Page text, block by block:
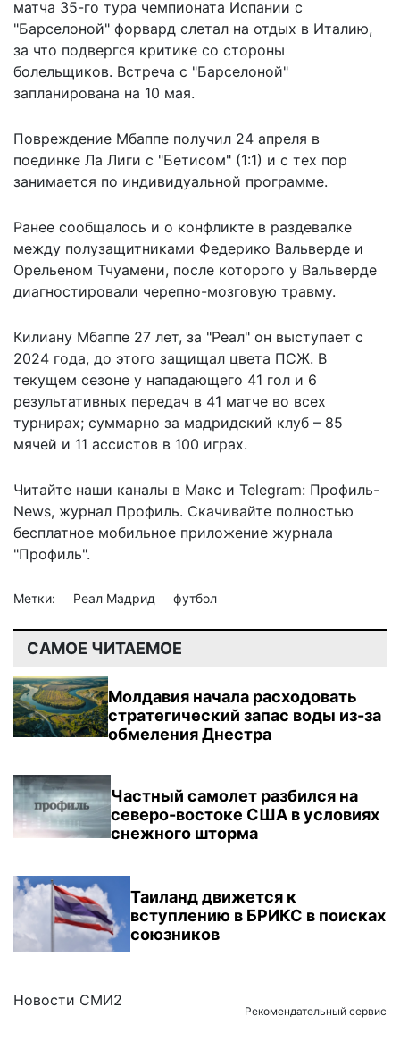
матча 35-го тура чемпионата Испании с
"Барселоной" форвард слетал на отдых в Италию,
за что подвергся критике со стороны
болельщиков. Встреча с "Барселоной"
запланирована на 10 мая.
Повреждение Мбаппе получил 24 апреля в
поединке Ла Лиги с "Бетисом" (1:1) и с тех пор
занимается по индивидуальной программе.
Ранее сообщалось и о конфликте в раздевалке
между полузащитниками Федерико Вальверде и
Орельеном Тчуамени, после которого у Вальверде
диагностировали черепно-мозговую травму.
Килиану Мбаппе 27 лет, за "Реал" он выступает с
2024 года, до этого защищал цвета ПСЖ. В
текущем сезоне у нападающего 41 гол и 6
результативных передач в 41 матче во всех
турнирах; суммарно за мадридский клуб – 85
мячей и 11 ассистов в 100 играх.
Читайте наши каналы в Макс и Telegram: Профиль-
News, журнал Профиль. Скачивайте полностью
бесплатное мобильное приложение журнала
"Профиль".
Метки: Реал Мадрид футбол
САМОЕ ЧИТАЕМОЕ
Молдавия начала расходовать
стратегический запас воды из-за
обмеления Днестра
Частный самолет разбился на
северо-востоке США в условиях
снежного шторма
Таиланд движется к
вступлению в БРИКС в поисках
союзников
Новости СМИ2
Рекомендательный сервис